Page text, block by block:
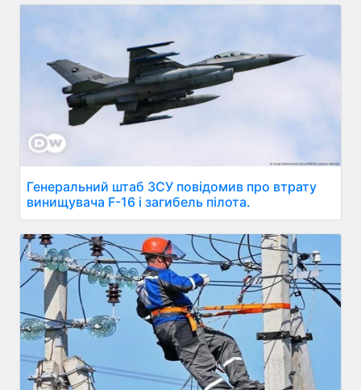
Генеральний штаб ЗСУ повідомив про втрату
винищувача F-16 і загибель пілота.